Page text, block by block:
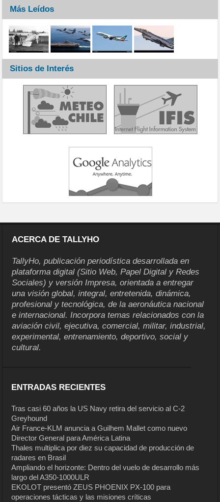
Más Leídos
Sitios de Interés
ACERCA DE TALLYHO
TallyHo, publicación periodística desarrollada en
plataforma digital (Sitio Web, Papel Digital y Redes
Sociales) y versión Impresa, orientada a entregar
una visión global, integral, entretenida, dinámica,
profesional y tecnológica, de la aeronáutica nacional
e internacional. Incorpora temas relacionados con la
aviación civil, ejecutiva, comercial, militar, industrial,
experimental, entrenamiento, deportivo, social y
cultural.
ENTRADAS RECIENTES
Tras casi 60 años la US Navy retira del servicio al C-2
Greyhound
Air France-KLM anuncia a Guilhem Mallet como nuevo
Director General para América Latina
Thales multiplica por diez su capacidad de producción de
radares en Brasil
Ampliando el horizonte: Dentro del vuelo de desarrollo más
largo del A350-1000ULR
EKOLOT presentó ZEUS PHOENIX PX-100 para
operaciones tácticas y las misiones críticas